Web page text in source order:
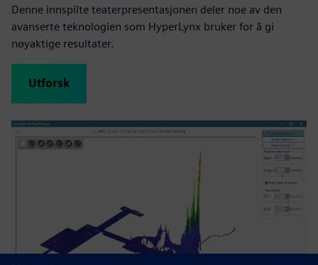
Denne innspilte teaterpresentasjonen deler noe av den
avanserte teknologien som HyperLynx bruker for å gi
nøyaktige resultater.
Utforsk